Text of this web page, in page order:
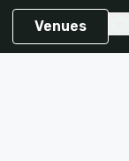
Venues